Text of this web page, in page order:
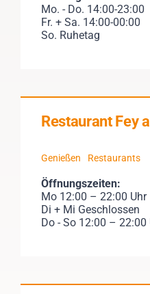
Mo. - Do. 14:00-23:00
Fr. + Sa. 14:00-00:00
So. Ruhetag
Restaurant Fey
Genießen Restaurants
Öffnungszeiten:
Mo 12:00 – 22:00 Uhr
Di + Mi Geschlossen
Do - So 12:00 – 22:00